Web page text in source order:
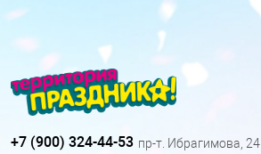
+7 (900) 324-44-53 пр-т. Ибрагимова, 24